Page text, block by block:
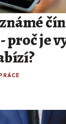
proč je